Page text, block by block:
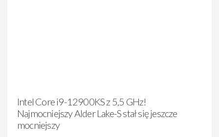
się premierę Ryzena 7 5800X3D, przygotował nowe,
najmocniejsze CPU z serii Intel Core 12. generacji – Intel C…
Bartosz Woldański